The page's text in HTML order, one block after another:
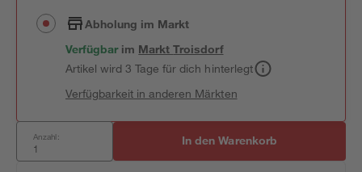
Abholung im Markt
Verfügbar im MarktTroisdorf
Artikel wird 3 Tage für dich hinterlegt
Verfügbarkeit in anderen Märkten
Anzahl: In den Warenkorb